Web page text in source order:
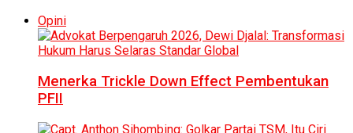
Opini
Menerka Trickle Down Effect Pembentukan
PFII